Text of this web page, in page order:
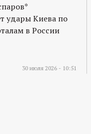
удары Киева по
в России
30 июля 2026 - 10:51